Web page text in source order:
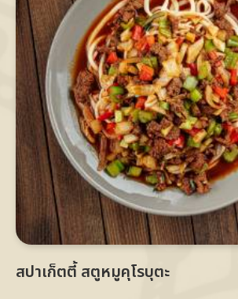
สปาเก็ตตี้ สตูหมูคุโรบุตะ